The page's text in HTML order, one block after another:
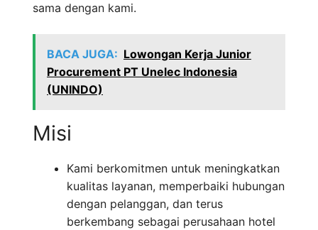
sama dengan kami.
BACA JUGA: Lowongan Kerja Junior
Procurement PT Unelec Indonesia
(UNINDO)
Misi
Kami berkomitmen untuk meningkatkan
kualitas layanan, memperbaiki hubungan
dengan pelanggan, dan terus
berkembang sebagai perusahaan hotel